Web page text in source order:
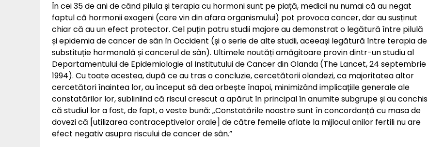
În cei 35 de ani de când pilula și terapia cu hormoni sunt pe piață, medicii nu numai că au negat
faptul că hormonii exogeni (care vin din afara organismului) pot provoca cancer, dar au susținut
chiar că au un efect protector. Cel puțin patru studii majore au demonstrat o legătură între pilulă
și epidemia de cancer de sân în Occident (și o serie de alte studii, aceeași legătură între terapia de
substituție hormonală și cancerul de sân). Ultimele noutăți amăgitoare provin dintr-un studiu al
Departamentului de Epidemiologie al Institutului de Cancer din Olanda (The Lancet, 24 septembrie
1994). Cu toate acestea, după ce au tras o concluzie, cercetătorii olandezi, ca majoritatea altor
cercetători înaintea lor, au început să dea orbește înapoi, minimizând implicațiile generale ale
constatărilor lor, subliniind că riscul crescut a apărut în principal în anumite subgrupe și au conchis
că studiul lor a fost, de fapt, o veste bună: „Constatările noastre sunt în concordanță cu masa de
dovezi că [utilizarea contraceptivelor orale] de către femeile aflate la mijlocul anilor fertili nu are
efect negativ asupra riscului de cancer de sân.”